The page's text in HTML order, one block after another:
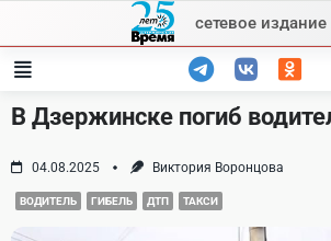
content
сетевое издание
В Дзержинске погиб
04.08.2025 Виктория Воронцова
ВОДИТЕЛЬ ГИБЕЛЬ ДТП ТАКСИ